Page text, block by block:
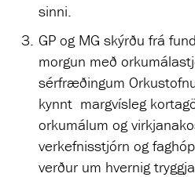
sinni.
GP og MG skýrðu frá
morgun með
sérfræðingum
kynnt margvísleg
orkumálum og
verkefnisstjórn og
verður um hvernig